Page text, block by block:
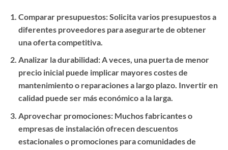
Comparar presupuestos: Solicita varios presupuestos a
diferentes proveedores para asegurarte de obtener
una oferta competitiva.
Analizar la durabilidad: A veces, una puerta de menor
precio inicial puede implicar mayores costes de
mantenimiento o reparaciones a largo plazo. Invertir en
calidad puede ser más económico a la larga.
Aprovechar promociones: Muchos fabricantes o
empresas de instalación ofrecen descuentos
estacionales o promociones para comunidades de